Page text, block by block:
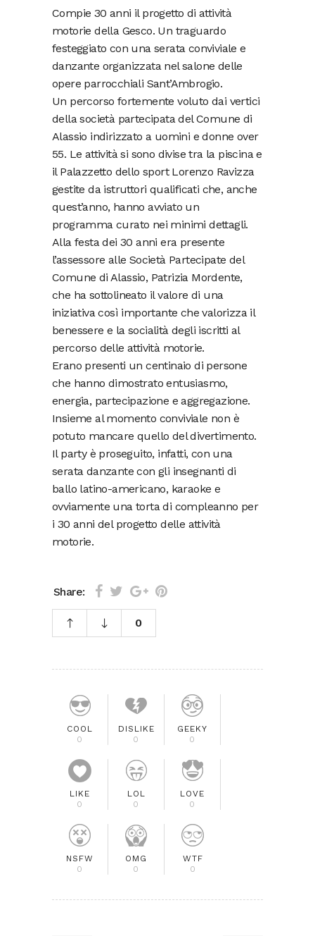
Compie 30 anni il progetto di attività
motorie della Gesco. Un traguardo
festeggiato con una serata conviviale e
danzante organizzata nel salone delle
opere parrocchiali Sant’Ambrogio.
Un percorso fortemente voluto dai vertici
della società partecipata del Comune di
Alassio indirizzato a uomini e donne over
55. Le attività si sono divise tra la piscina e
il Palazzetto dello sport Lorenzo Ravizza
gestite da istruttori qualificati che, anche
quest’anno, hanno avviato un
programma curato nei minimi dettagli.
Alla festa dei 30 anni era presente
l’assessore alle Società Partecipate del
Comune di Alassio, Patrizia Mordente,
che ha sottolineato il valore di una
iniziativa così importante che valorizza il
benessere e la socialità degli iscritti al
percorso delle attività motorie.
Erano presenti un centinaio di persone
che hanno dimostrato entusiasmo,
energia, partecipazione e aggregazione.
Insieme al momento conviviale non è
potuto mancare quello del divertimento.
Il party è proseguito, infatti, con una
serata danzante con gli insegnanti di
ballo latino-americano, karaoke e
ovviamente una torta di compleanno per
i 30 anni del progetto delle attività
motorie.
Share:
0
COOL
0
DISLIKE
0
GEEKY
0
LIKE
0
LOL
0
LOVE
0
NSFW
0
OMG
0
WTF
0